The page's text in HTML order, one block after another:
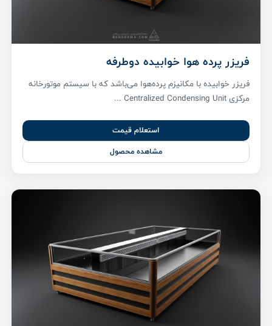
فریزر پرده هوا خوابیده دوطرفه
فریزر خوابیده با مکانیزم پرده‌هوا می‌باشد که با سیستم موتورخانه
مرکزی Centralized Condensing Unit ...
استعلام قیمت
مشاهده محصول